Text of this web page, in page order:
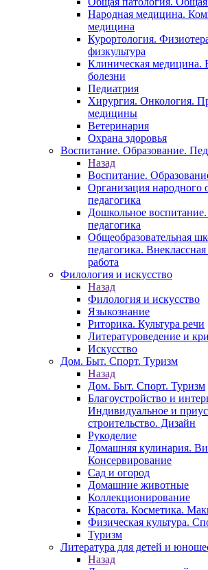
Народная медицина.
медицина
Курортология.
физкультура
Клиническая медицина.
болезни
Педиатрия
Хирургия. Онкология.
медицины
Ветеринария
Охрана здоровья
Воспитание. Образование.
Назад
Воспитание.
Организация народного
педагогика
Дошкольное
педагогика
Общеобразовательная
педагогика.
работа
Филология и искусство
Назад
Филология и искусство
Языкознание
Риторика. Культура речи
Литературоведение и
Искусство
Дом. Быт. Спорт. Туризм
Назад
Дом. Быт. Спорт. Туризм
Благоустройство и
Индивидуальное и
строительство. Дизайн
Рукоделие
Домашняя кулинария.
Консервирование
Сад и огород
Домашние животные
Коллекционирование
Красота. Косметика.
Физическая культура.
Туризм
Литература для детей и
Назад